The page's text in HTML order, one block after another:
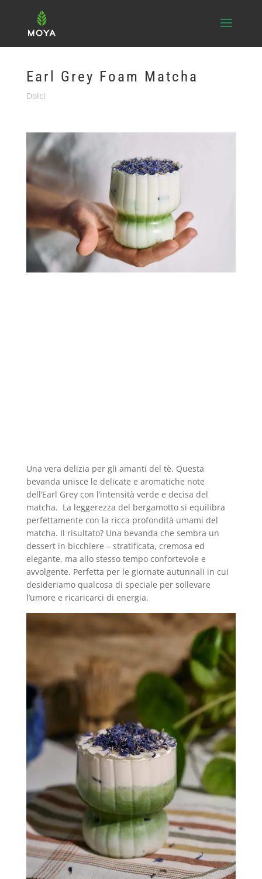
Earl Grey Foam Matcha
Dolci
Una vera delizia per gli amanti del tè. Questa
bevanda unisce le delicate e aromatiche note
dell’Earl Grey con l’intensità verde e decisa del
matcha. La leggerezza del bergamotto si equilibra
perfettamente con la ricca profondità umami del
matcha. Il risultato? Una bevanda che sembra un
dessert in bicchiere – stratificata, cremosa ed
elegante, ma allo stesso tempo confortevole e
avvolgente. Perfetta per le giornate autunnali in cui
desideriamo qualcosa di speciale per sollevare
l’umore e ricaricarci di energia.